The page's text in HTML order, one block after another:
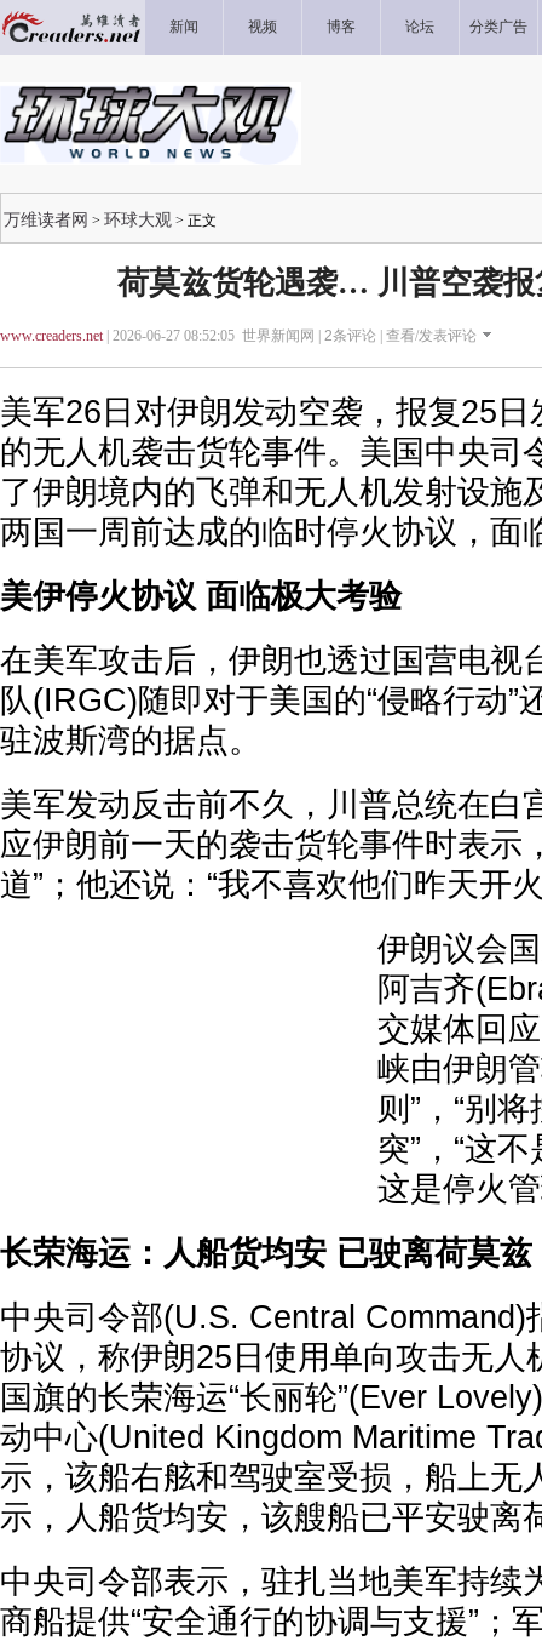
新闻 视频 博客 论坛 分类广告
万维读者网 > 环球大观 > 正文
荷莫兹货轮遇袭… 川普空袭报
www.creaders.net| 2026-06-27 08:52:05 世界新闻网 | 2条评论 | 查看/发表评论
美军26日对伊朗发动空袭，报复25
的无人机袭击货轮事件。美国中央司
了伊朗境内的飞弹和无人机发射设施
两国一周前达成的临时停火协议，面
美伊停火协议 面临极大考验
在美军攻击后，伊朗也透过国营电视
队(IRGC)随即对于美国的“侵略行动”
驻波斯湾的据点。
美军发动反击前不久，川普总统在白
应伊朗前一天的袭击货轮事件时表示
道”；他还说：“我不喜欢他们昨天开
伊朗议会
阿吉齐
交媒体回
峡由伊朗
则”，“别
突”，“这
这是停火
长荣海运：人船货均安 已驶离荷莫兹
中央司令部(U.S. Central Command)
协议，称伊朗25日使用单向攻击无人
国旗的长荣海运“长丽轮”(Ever
动中心(United Kingdom Maritime
示，该船右舷和驾驶室受损，船上无
示，人船货均安，该艘船已平安驶离
中央司令部表示，驻扎当地美军持续
商船提供“安全通行的协调与支援”；